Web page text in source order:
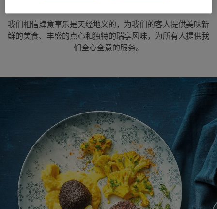
我们相信肆意享乐是天经地义的，为我们的客人提供美味新
鲜的美食、丰盛的点心和独特的瑞享风味，为所有人提供我
们全心全意的服务。